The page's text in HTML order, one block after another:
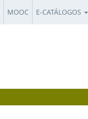
MOOC E-CATÁLOGOS